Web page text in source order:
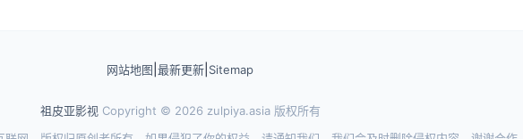
网站地图 最新更新 Sitemap
祖皮亚影视 Copyright © 2026 zulpiya.asia 版权所有